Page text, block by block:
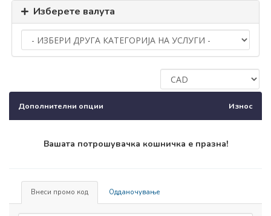
Изберете валута
Дополнителни опции Износ
Вашата потрошувачка кошничка е празна!
Внеси промо код Одданочување